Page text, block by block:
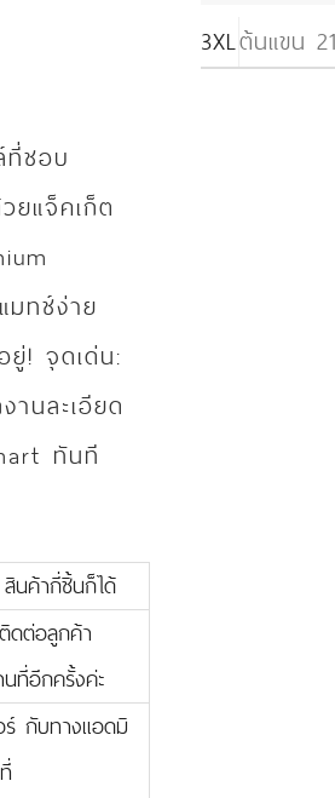
3XLต้นแขน
ชอบ
ยแจ็คเก็ต
มทช์ง่าย
ยู่! จุดเด่น:
นละเอียด
ทันที
นค้ากี่ชิ้นก็ได้
ดต่อลูกค้า
ที่อีกครั้งค่ะ
กับทางแอดมิ